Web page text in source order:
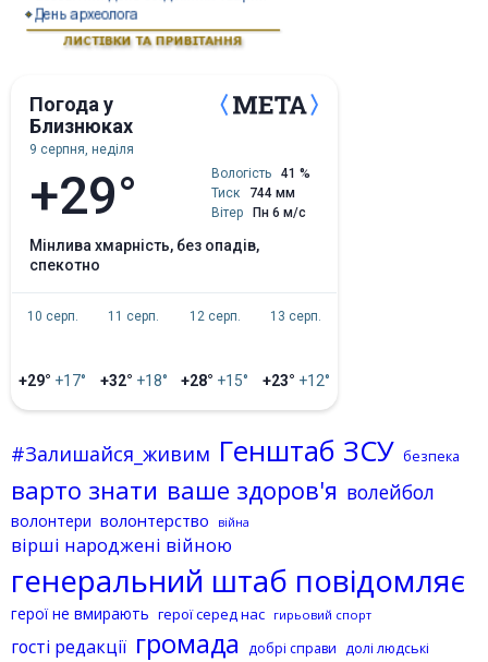
Погода у
Близнюках
9 серпня, неділя
+29° Вологість
41 %
Тиск
744 мм
Вітер
Пн 6 м/с
мінлива хмарність, без опадів,
спекотно
10 серп.
+29° +17°
11 серп.
+32° +18°
12 серп.
+28° +15°
13 серп.
+23° +12°
#Залишайся_живим Генштаб ЗСУ безпека
варто знати ваше здоров'я волейбол
волонтери волонтерство війна
вірші народжені війною
генеральний штаб повідомляє
герої не вмирають герої серед нас гирьовий спорт
гості редакції громада добрі справи долі людські